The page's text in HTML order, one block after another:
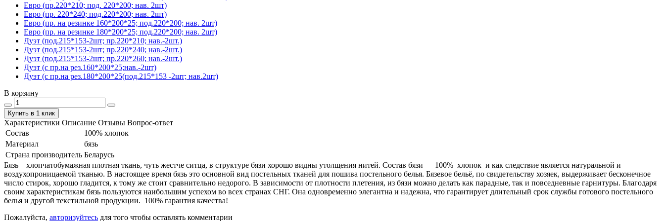
Евро (пр.220*210; под. 220*200; нав. 2шт)
Евро (пр. 220*240; под.220*200; нав. 2шт)
Евро (пр. на резинке 160*200*25; под.220*200; нав. 2шт)
Евро (пр. на резинке 180*200*25; под.220*200; нав. 2шт)
Дуэт (под.215*153-2шт; пр.220*210; нав.-2шт.)
Дуэт (под.215*153-2шт; пр.220*240; нав.-2шт.)
Дуэт (под.215*153-2шт; пр.220*260; нав.-2шт.)
Дуэт (с пр.на рез.160*200*25;нав.-2шт)
Дуэт (с пр.на рез.180*200*25(под.215*153 -2шт; нав.2шт)
В корзину
Купить в 1 клик
Характеристики Описание Отзывы Вопрос-ответ
Состав
100% хлопок
Материал
бязь
Страна производитель Беларусь
Бязь – хлопчатобумажная плотная ткань, чуть жестче ситца, в структуре бязи хорошо видны утолщения нитей. Состав бязи ― 100% хлопок и как следствие является натуральной и
воздухопроницаемой тканью. В настоящее время бязь это основной вид постельных тканей для пошива постельного белья. Бязевое бельё, по свидетельству хозяек, выдерживает бесконечное
число стирок, хорошо гладится, к тому же стоит сравнительно недорого. В зависимости от плотности плетения, из бязи можно делать как парадные, так и повседневные гарнитуры. Благодаря
своим характеристикам бязь пользуются наибольшим успехом во всех странах СНГ. Она одновременно элегантна и надежна, что гарантирует длительный срок службы готового постельного
белья и другой текстильной продукции. 100% гарантия качества!
Пожалуйста, авторизуйтесь для того чтобы оставлять комментарии